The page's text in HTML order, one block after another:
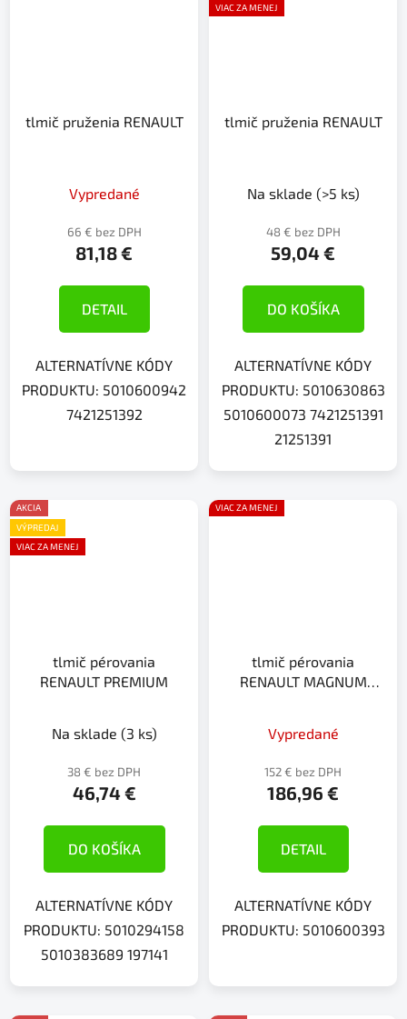
tlmič pruženia RENAULT
Vypredané
66 € bez DPH
81,18 €
DETAIL
ALTERNATÍVNE KÓDY
PRODUKTU: 5010600942
7421251392
VIAC ZA MENEJ
tlmič pruženia RENAULT
Na sklade (>5 ks)
48 € bez DPH
59,04 €
DO KOŠÍKA
ALTERNATÍVNE KÓDY
PRODUKTU: 5010630863
5010600073 7421251391
21251391
AKCIA
VÝPREDAJ
VIAC ZA MENEJ
tlmič pérovania
RENAULT PREMIUM
Na sklade (3 ks)
38 € bez DPH
46,74 €
DO KOŠÍKA
ALTERNATÍVNE KÓDY
PRODUKTU: 5010294158
5010383689 197141
VIAC ZA MENEJ
tlmič pérovania
RENAULT MAGNUM
Vypredané
152 € bez DPH
186,96 €
DETAIL
ALTERNATÍVNE KÓDY
PRODUKTU: 5010600393